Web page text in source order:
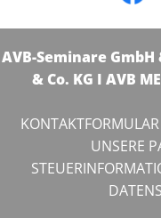
AVB-Seminare GmbH
& Co. KG I AVB
KONTAKTFORMULAR
UNSERE